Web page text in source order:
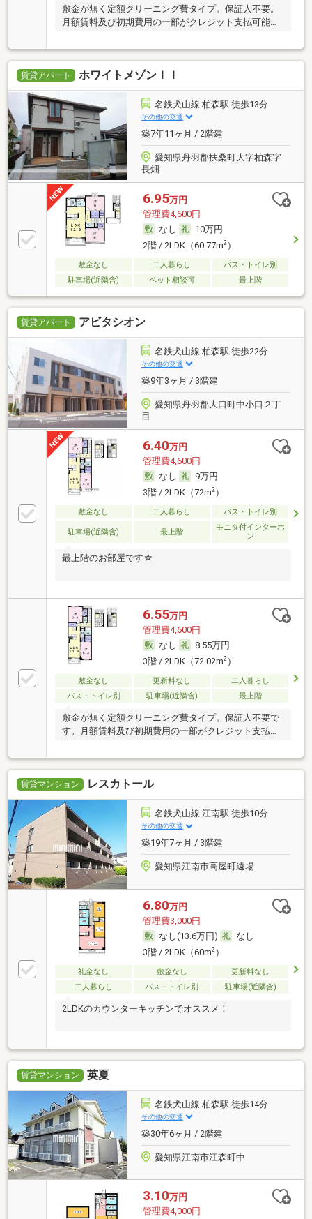
敷金が無く定額クリーニング費タイプ。保証人不要。
月額賃料及び初期費用の一部がクレジット支払可能で
賃貸アパート ホワイトメゾンＩＩ
名鉄犬山線 柏森駅 徒歩13分
その他の交通
築7年11ヶ月 / 2階建
愛知県丹羽郡扶桑町大字柏森字
長畑
6.95万円
管理費4,600円
なし
10万円
2階 / 2LDK（60.77m2）
敷金なし 二人暮らし
バス・トイレ別
駐車場(近隣含)
ペット相談可 最上階
賃貸アパート アビタシオン
名鉄犬山線 柏森駅 徒歩22分
その他の交通
築9年3ヶ月 / 3階建
愛知県丹羽郡大口町中小口２丁
目
6.40万円
管理費4,600円
なし
9万円
3階 / 2LDK（72m2）
敷金なし 二人暮らし バス・トイレ別
駐車場(近隣含) 最上階
モニタ付インターホ
ン
最上階のお部屋です☆
6.55万円
管理費4,600円
なし
8.55万円
3階 / 2LDK（72.02m2）
敷金なし 更新料なし
二人暮らし
バス・トイレ別
駐車場(近隣含) 最上階
敷金が無く定額クリーニング費タイプ。保証人不要で
す。月額賃料及び初期費用の一部がクレジット支払可
賃貸マンション レスカトール
名鉄犬山線 江南駅 徒歩10分
その他の交通
築19年7ヶ月 / 3階建
愛知県江南市高屋町遠場
6.80万円
管理費3,000円
なし(13.6万円)
なし
3階 / 2LDK（60m2）
礼金なし 敷金なし
更新料なし
二人暮らし
バス・トイレ別 駐車場(近隣含)
2LDKのカウンターキッチンでオススメ！
賃貸マンション 英夏
名鉄犬山線 柏森駅 徒歩14分
その他の交通
築30年6ヶ月 / 2階建
愛知県江南市江森町中
3.10万円
管理費4,000円